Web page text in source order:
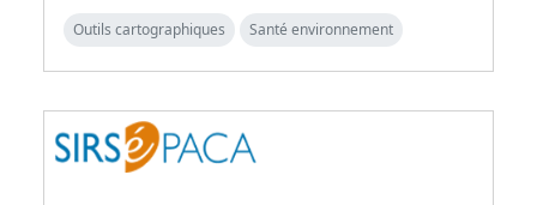
Outils cartographiques Santé environnement